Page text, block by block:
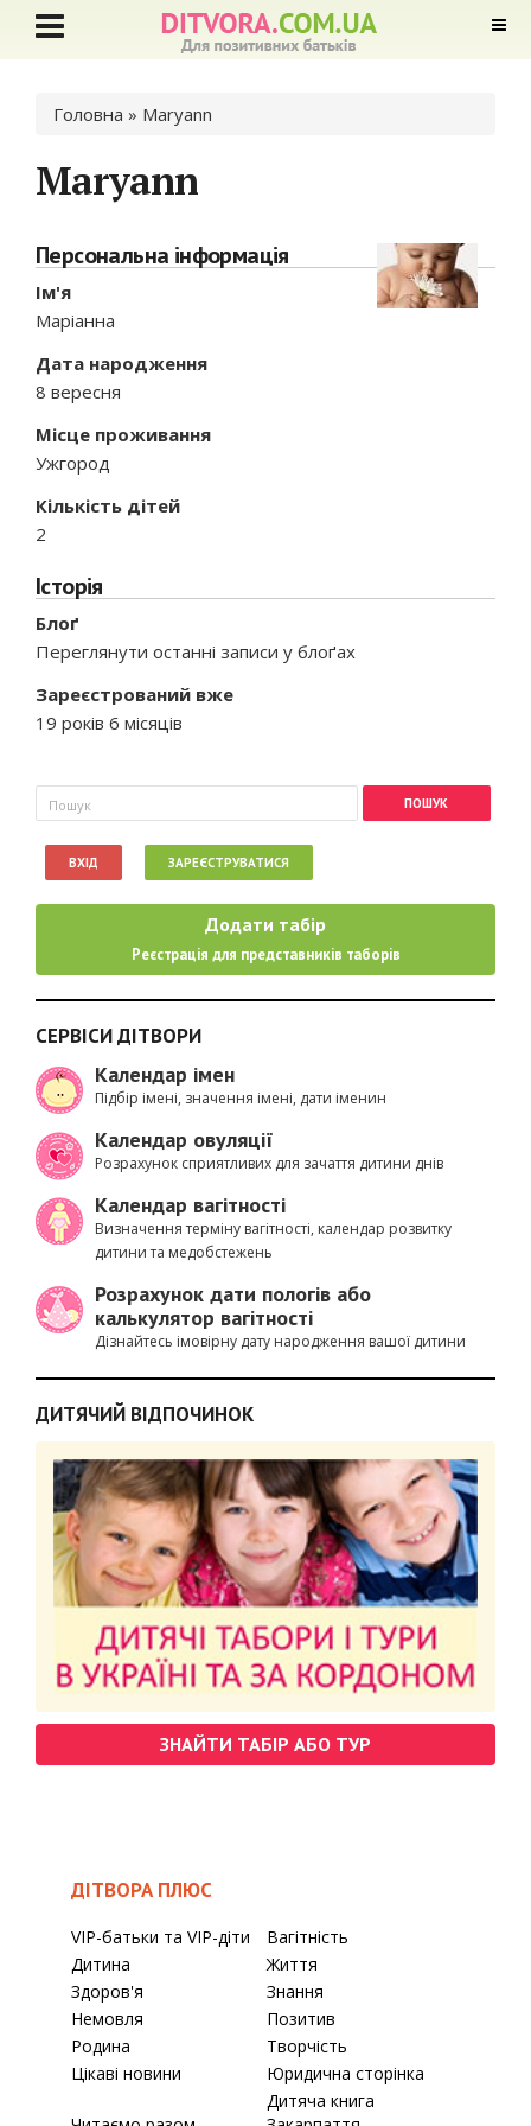
Ви є тут
Головна » Maryann
Maryann
Персональна інформація
Ім'я
Маріанна
Дата народження
8 вересня
Місце проживання
Ужгород
Кількість дітей
2
Історія
Блоґ
Переглянути останні записи у блоґах
Зареєстрований вже
19 років 6 місяців
Пошукова форма
Пошук
ВХІД ЗАРЕЄСТРУВАТИСЯ
Додати табір
Реєстрація для представників таборів
СЕРВІСИ ДІТВОРИ
Календар імен
Підбір імені, значення імені, дати іменин
Календар овуляції
Розрахунок сприятливих для зачаття дитини днів
Календар вагітності
Визначення терміну вагітності, календар розвитку
дитини та медобстежень
Розрахунок дати пологів або
калькулятор вагітності
Дізнайтесь імовірну дату народження вашої дитини
ДИТЯЧИЙ ВІДПОЧИНОК
ЗНАЙТИ ТАБІР АБО ТУР
ДІТВОРА ПЛЮС
VIP-батьки та VIP-діти
Вагітність
Дитина
Життя
Здоров'я
Знання
Немовля
Позитив
Родина
Творчість
Цікаві новини
Юридична сторінка
Дитяча книга